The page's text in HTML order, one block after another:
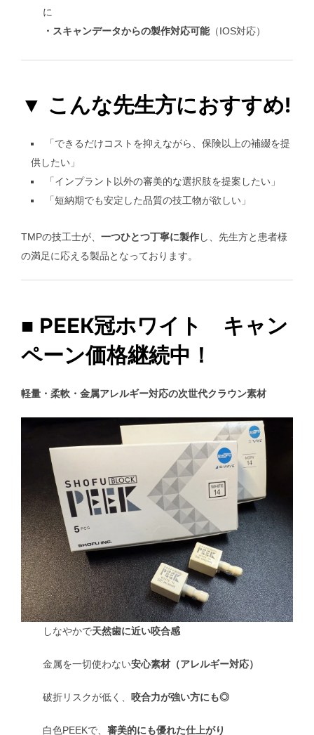
に
・スキャンデータからの製作対応可能（IOS対応）
▼ こんな先生方におすすめ!
「できるだけコストを抑えながら、保険以上の補綴を提
供したい」
「インプラント以外の審美的な選択肢を提案したい」
「短納期でも安定した品質の技工物が欲しい」
TMPの技工士が、 一つひとつ丁寧に製作し、先生方と患者様
の満足に応える製品となっております。
■ PEEK冠ホワイト キャン
ペーン価格継続中！
軽量・柔軟・金属アレルギー対応の次世代クラウン素材
しなやかで天然歯に近い咬合感
金属を一切使わない安心素材（アレルギー対応）
破折リスクが低く、 咬合力が強い方にも◎
白色PEEKで、審美的にも優れた仕上がり